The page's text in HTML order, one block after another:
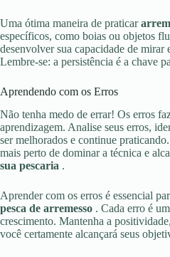
Uma ótima maneira de praticar
específicos, como boias ou objetos
desenvolver sua capacidade de mirar
Lembre-se: a persistência é a chave
Aprendendo com os Erros
Não tenha medo de errar! Os erros
aprendizagem. Analise seus erros,
ser melhorados e continue
mais perto de dominar a técnica e
sua pescaria .
Aprender com os erros é essencial
pesca de arremesso . Cada erro é
crescimento. Mantenha a
você certamente alcançará seus